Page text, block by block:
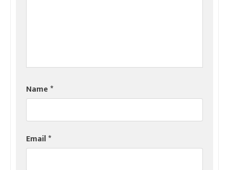
Name*
Email*